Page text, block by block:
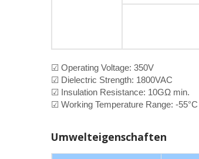
☑ Operating Voltage: 350V
☑ Dielectric Strength: 1800VAC
☑ Insulation Resistance: 10GΩ min.
☑ Working Temperature Range: -55°C
Umwelteigenschaften